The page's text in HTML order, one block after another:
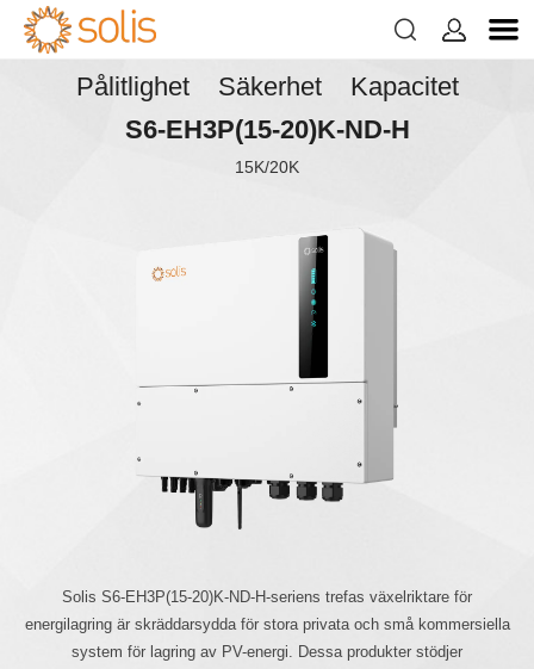
 
Pålitlighet Säkerhet Kapacitet
S6-EH3P(15-20)K-ND-H
15K/20K
Solis S6-EH3P(15-20)K-ND-H-seriens trefas växelriktare för
energilagring är skräddarsydda för stora privata och små kommersiella
system för lagring av PV-energi. Dessa produkter stödjer